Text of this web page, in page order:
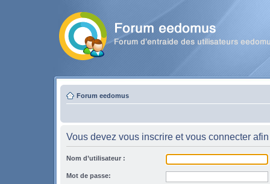
Forum eedomus
Vous devez vous inscrire et vous connecter
Nom d’utilisateur :
Mot de passe: